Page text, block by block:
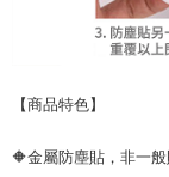
【商品特色】
🔶金屬防塵貼，非一